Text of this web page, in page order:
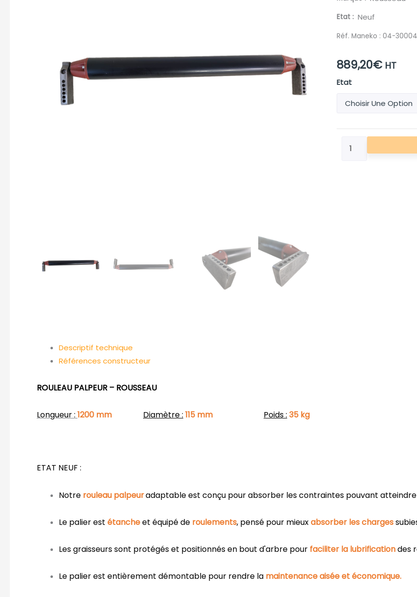
Etat Neuf
Réf. Maneko : 04-
889,20€ HT
Etat
quantité
ROULEAU
Ø115
Descriptif technique
Références constructeur
ROULEAU PALPEUR – ROUSSEAU
Longueur : 1200 mm Diamètre : 115 mm Poids : 35 kg
ETAT NEUF :
Notre rouleau palpeuradaptable est conçu pour absorber les contraintes pouvant
Le palier est étancheet équipé de roulements, pensé pour mieuxabsorber les charges
Les graisseurs sont protégés et positionnés en bout d'arbre pour faciliter la lubrificationdes
Le palier est entièrement démontable pour rendre la maintenance aisée et économique.